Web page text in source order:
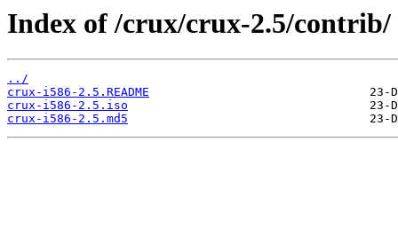
Index of /crux/crux-2.5/contrib/
../
crux-i586-2.5.README
crux-i586-2.5.iso
crux-i586-2.5.md5